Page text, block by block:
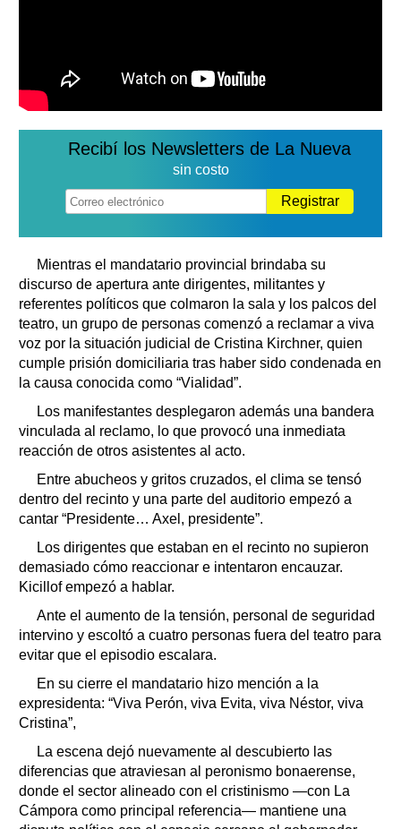
Recibí los Newsletters de La Nueva
sin costo
Registrar
Mientras el mandatario provincial brindaba su
discurso de apertura ante dirigentes, militantes y
referentes políticos que colmaron la sala y los palcos del
teatro, un grupo de personas comenzó a reclamar a viva
voz por la situación judicial de Cristina Kirchner, quien
cumple prisión domiciliaria tras haber sido condenada en
la causa conocida como “Vialidad”.
Los manifestantes desplegaron además una bandera
vinculada al reclamo, lo que provocó una inmediata
reacción de otros asistentes al acto.
Entre abucheos y gritos cruzados, el clima se tensó
dentro del recinto y una parte del auditorio empezó a
cantar “Presidente… Axel, presidente”.
Los dirigentes que estaban en el recinto no supieron
demasiado cómo reaccionar e intentaron encauzar.
Kicillof empezó a hablar.
Ante el aumento de la tensión, personal de seguridad
intervino y escoltó a cuatro personas fuera del teatro para
evitar que el episodio escalara.
En su cierre el mandatario hizo mención a la
expresidenta: “Viva Perón, viva Evita, viva Néstor, viva
Cristina”,
La escena dejó nuevamente al descubierto las
diferencias que atraviesan al peronismo bonaerense,
donde el sector alineado con el cristinismo —con La
Cámpora como principal referencia— mantiene una